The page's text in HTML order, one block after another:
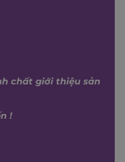
chất giới thiệu sản
!